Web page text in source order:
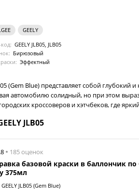
GEELY
GEELY JLB05, JLB05
Бирюзовый
Эффектный
(Gem Blue) представляет собой глубокий
автомобилю солидный, но при этом
кроссоверов и хэтчбеков, где
JLB05
185 оценок
базовой краски в баллончик по
375мл
GEELY JLB05 (Gem Blue)